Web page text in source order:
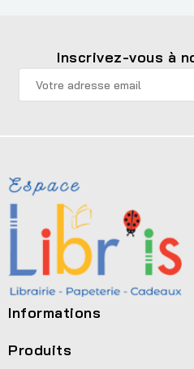
Inscrivez-vous à
Informations
Produits